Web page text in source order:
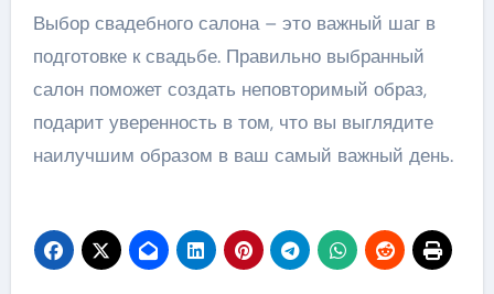
Выбор свадебного салона – это важный шаг в
подготовке к свадьбе. Правильно выбранный
салон поможет создать неповторимый образ,
подарит уверенность в том, что вы выглядите
наилучшим образом в ваш самый важный день.